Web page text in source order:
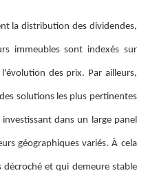
la distribution des dividendes,
immeubles sont indexés sur
des prix. Par ailleurs,
solutions les plus pertinentes
dans un large panel
géographiques variés. À cela
décroché et qui demeure stable